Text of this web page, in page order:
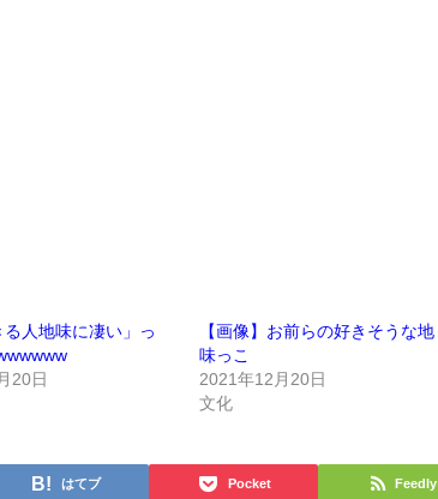
る人地味に凄い」っ
20日
【画像】お前らの好きそうな地
味っこ
2021年12月20日
文化
はてブ Pocket Feedly